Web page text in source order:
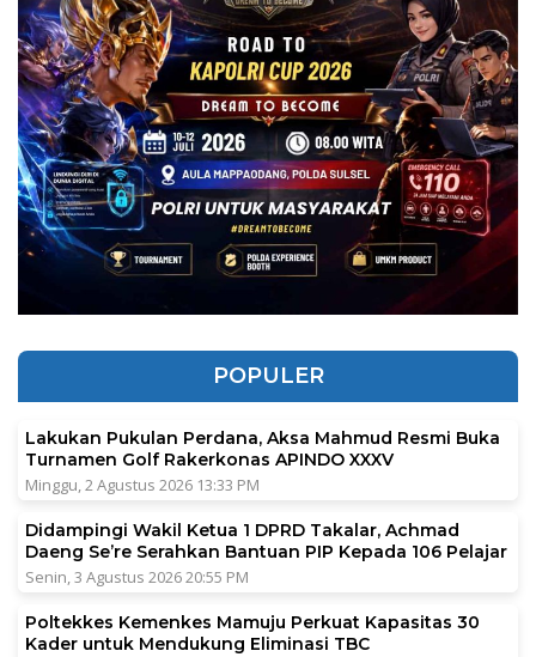
POPULER
Lakukan Pukulan Perdana, Aksa Mahmud Resmi Buka
Turnamen Golf Rakerkonas APINDO XXXV
Minggu, 2 Agustus 2026 13:33 PM
Didampingi Wakil Ketua 1 DPRD Takalar, Achmad
Daeng Se’re Serahkan Bantuan PIP Kepada 106 Pelajar
Senin, 3 Agustus 2026 20:55 PM
Poltekkes Kemenkes Mamuju Perkuat Kapasitas 30
Kader untuk Mendukung Eliminasi TBC